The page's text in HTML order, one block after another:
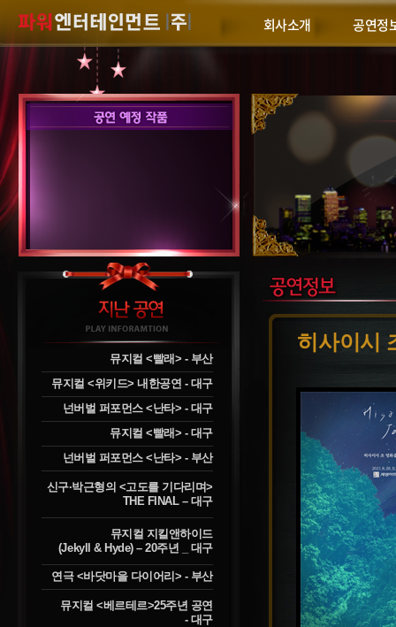
회사소개 공연정
뮤지컬 <빨래> - 부산
뮤지컬 <위키드> 내한공연 - 대구
넌버벌 퍼포먼스 <난타> - 대구
뮤지컬 <빨래> - 대구
넌버벌 퍼포먼스 <난타> - 부산
신구·박근형의 <고도를 기다리며>
THE FINAL – 대구
뮤지컬 지킬앤하이드
(Jekyll & Hyde) – 20주년 _ 대구
연극 <바닷마을 다이어리> - 부산
뮤지컬 <베르테르>25주년 공연
- 대구
히사이시